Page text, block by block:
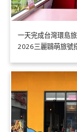
一天完成台灣環島
2026三麗鷗萌旅號